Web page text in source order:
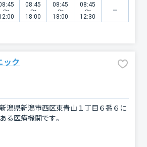
〜
08:45
〜
18:00
08:45
〜
18:00
08:45
〜
12:30
ック
新潟県新潟市西区東青山１丁目６番６に
ある医療機関です。